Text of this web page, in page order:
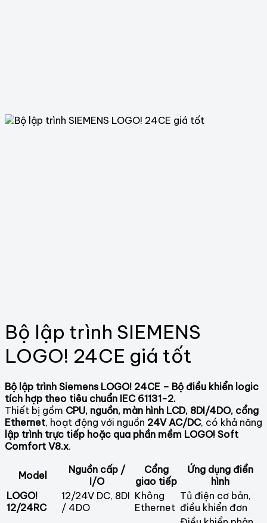
Bộ lập trình SIEMENS
LOGO! 24CE giá tốt
Bộ lập trình Siemens LOGO! 24CE – Bộ điều khiển logic
tích hợp theo tiêu chuẩn IEC 61131-2.
Thiết bị gồm CPU, nguồn, màn hình LCD, 8DI/4DO, cổng
Ethernet, hoạt động với nguồn 24V AC/DC, có khả năng
lập trình trực tiếp hoặc qua phần mềm LOGO! Soft
Comfort V8.x.
Model
Nguồn cấp /
I/O
Cổng
giao tiếp
Ứng dụng điển
hình
LOGO!
12/24RC
12/24V DC, 8DI
/ 4DO
Không
Ethernet
Tủ điện cơ bản,
điều khiển đơn